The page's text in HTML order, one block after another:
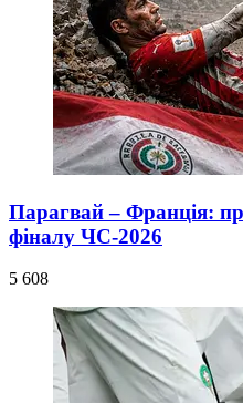
Парагвай – Франція:
фіналу ЧС-2026
5 608